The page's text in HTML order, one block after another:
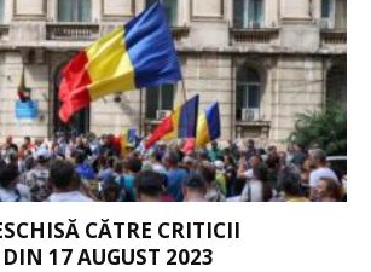
CĂTRE CRITICII
17 AUGUST 2023